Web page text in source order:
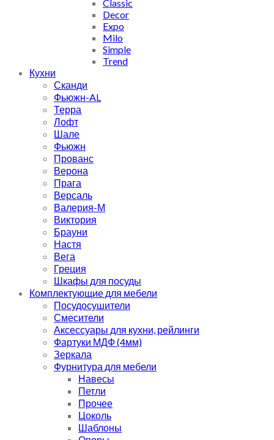
Classic
Decor
Expo
Milo
Simple
Trend
Кухни
Сканди
Фьюжн-AL
Терра
Лофт
Шале
Фьюжн
Прованс
Верона
Прага
Версаль
Валерия-М
Виктория
Брауни
Настя
Вега
Греция
Шкафы для посуды
Комплектующие для мебели
Посудосушители
Смесители
Аксессуары для кухни, рейлинги
Фартуки МДФ (4мм)
Зеркала
Фурнитура для мебели
Навесы
Петли
Прочее
Цоколь
Шаблоны